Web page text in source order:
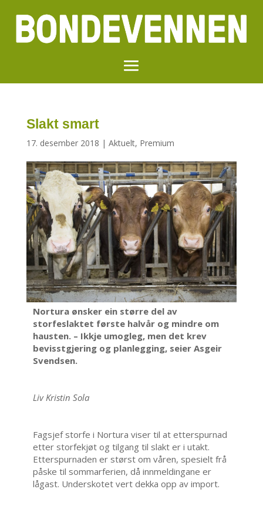
Slakt smart
17. desember 2018 | Aktuelt, Premium
Nortura ønsker ein større del av
storfeslaktet første halvår og mindre om
hausten. – Ikkje umogleg, men det krev
bevisstgjering og planlegging, seier Asgeir
Svendsen.
Liv Kristin Sola
Fagsjef storfe i Nortura viser til at etterspurnad
etter storfekjøt og tilgang til slakt er i utakt.
Etterspurnaden er størst om våren, spesielt frå
påske til sommarferien, då innmeldingane er
lågast. Underskotet vert dekka opp av import.